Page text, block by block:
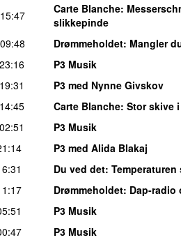
15:47 Carte Blanche:
slikkepinde
09:48 Drømmeholdet: Mangler
23:16
P3 Musik
19:31
P3 med Nynne Givskov
14:45 Carte Blanche: Stor skive
02:51
P3 Musik
P3 med Alida Blakaj
Du ved det:
Drømmeholdet: Dap-radio
P3 Musik
P3 Musik